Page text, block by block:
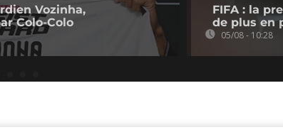
Vozinha,
Colo-Colo
FIFA : la
de plus en
05/08 - 10:28